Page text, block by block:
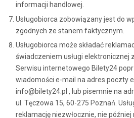
informacji handlowej.
Usługobiorca zobowiązany jest do
zgodnych ze stanem faktycznym.
Usługobiorca może składać
świadczeniem usługi elektronicznej
Serwisu internetowego Bilety24
wiadomości e-mail na adres poczty
info@bilety24.pl , lub pisemnie na
ul. Tęczowa 15, 60-275 Poznań.
reklamację niezwłocznie, nie